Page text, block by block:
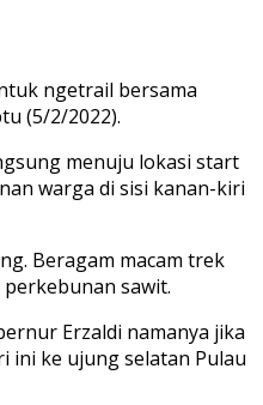
ngetrail bersama
(5/2/2022).
menuju lokasi start
warga di sisi kanan-kiri
Beragam macam trek
sawit.
Erzaldi namanya jika
ini ke ujung selatan Pulau